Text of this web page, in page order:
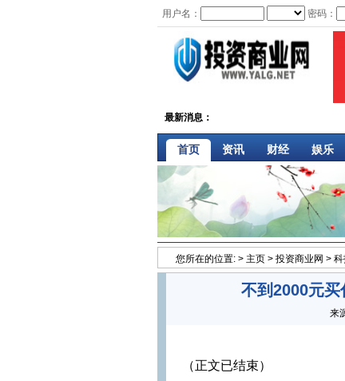
用户名： 密码：
最新消息：
首页 资讯 财经 娱乐
您所在的位置: > 主页 > 投资商业网 >
不到2000元
来
（正文已结束）